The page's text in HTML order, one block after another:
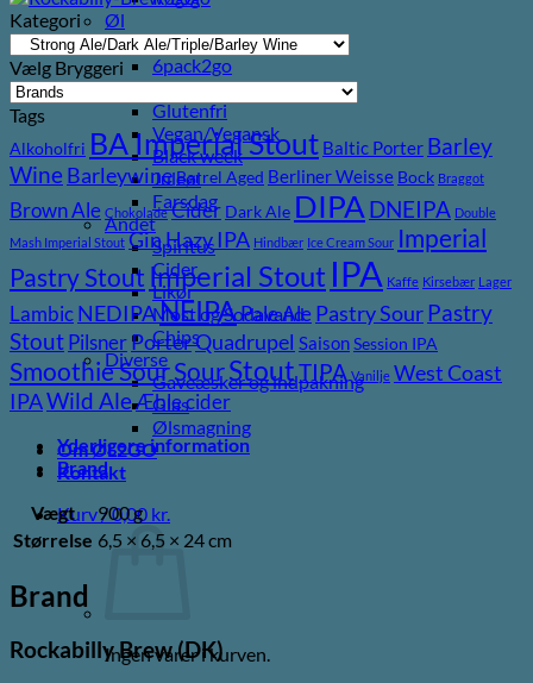
Øl
Tilbud
6pack2go
Alkoholfri
Glutenfri
Vegan/Vegansk
Black week
Juleøl
Farsdag
Andet
Spiritus
Cider
Likør
Most og Sodavand
Chips
Diverse
Gaveæsker og indpakning
Glas
Ølsmagning
Om ØL2GO
Kontakt
Kurv /0,00 kr.
Ingen varer i kurven.
Kategori
Vælg Bryggeri
Tags
Alkoholfri BA Imperial Stout Baltic Porter Barley
Wine BarleywineBarrel Aged Berliner Weisse Bock Braggot
Brown Ale Chokolade Cider Dark Ale DIPA DNEIPA Double
Mash Imperial Stout GinHazy IPA Hindbær Ice Cream Sour Imperial
Pastry Stout Imperial Stout IPA Kaffe Kirsebær Lager
Lambic NEDIPANEIPAPale Ale Pastry Sour Pastry
Stout Pilsner PorterQuadrupel SaisonSession IPA
Smoothie SourSourStoutTIPA Vanilje West Coast
IPAWild Ale Æble cider
Yderligere information
Brand
Vægt
900 g
Størrelse 6,5 × 6,5 × 24 cm
Brand
Rockabilly Brew (DK)